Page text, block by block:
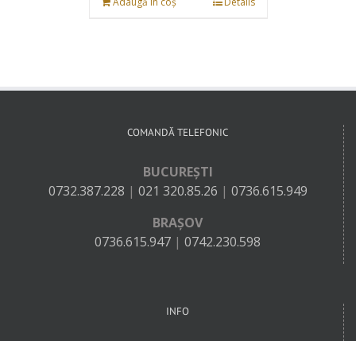
COMANDĂ TELEFONIC
BUCUREȘTI
0732.387.228 | 021 320.85.26 | 0736.615.949
BRAȘOV
0736.615.947 | 0742.230.598
INFO